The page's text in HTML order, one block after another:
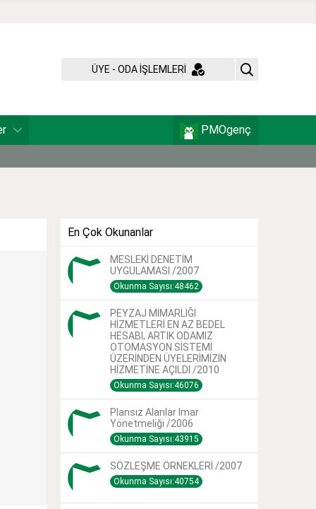
ÜYE - ODA İŞLEMLERİ
PMOgenç
En Çok Okunanlar
MESLEKİ DENETİM
UYGULAMASI /2007
Okunma Sayısı:48462
PEYZAJ MİMARLIĞI
HİZMETLERİ EN AZ BEDEL
HESABI, ARTIK ODAMIZ
OTOMASYON SİSTEMİ
ÜZERİNDEN ÜYELERİMİZİN
HİZMETİNE AÇILDI /2010
Okunma Sayısı:46076
Plansız Alanlar Imar
Yönetmeliği /2006
Okunma Sayısı:43915
SÖZLEŞME ÖRNEKLERİ /2007
Okunma Sayısı:40754